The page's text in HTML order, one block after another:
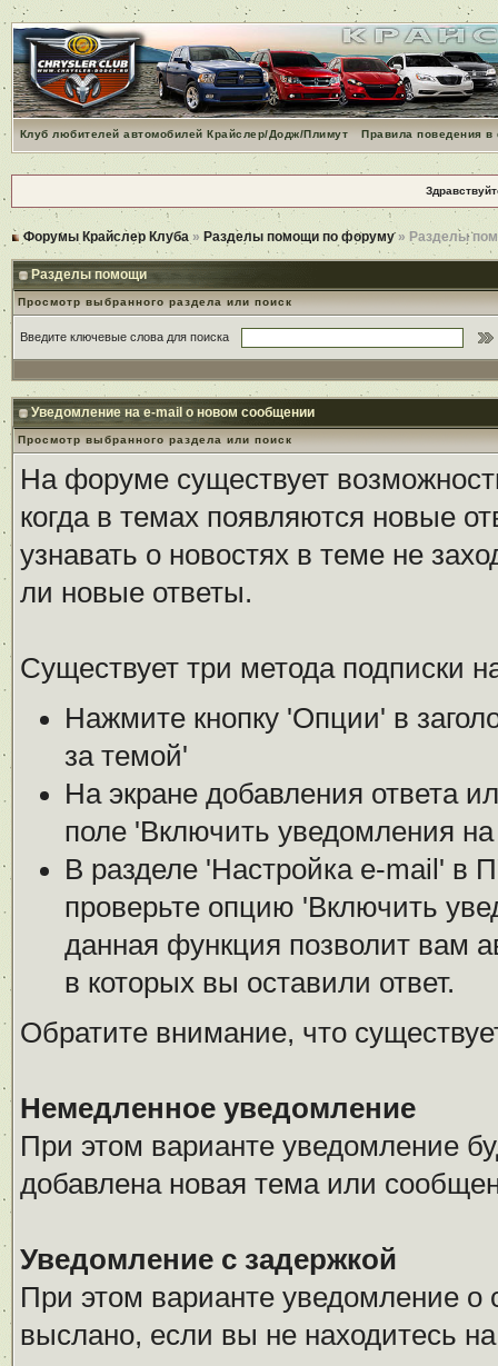
Клуб любителей автомобилей Крайслер/Додж/Плимут Правила поведения
Форумы Крайслер Клуба » Разделы помощи по форуму» Разделы
Разделы помощи
Просмотр выбранного раздела или поиск
Введите ключевые слова для поиска
Уведомление на е-mail о новом сообщении
Просмотр выбранного раздела или поиск
На форуме существует
когда в темах появляются новые
узнавать о новостях в теме не
ли новые ответы.
Существует три метода подписки
Нажмите кнопку 'Опции' в
за темой'
На экране добавления ответа
поле 'Включить уведомления
В разделе 'Настройка е-mail' в
проверьте опцию 'Включить
данная функция позволит вам
в которых вы оставили ответ.
Обратите внимание, что
Немедленное уведомление
При этом варианте уведомление
добавлена новая тема или
Уведомление с задержкой
При этом варианте уведомление о
выслано, если вы не находитесь